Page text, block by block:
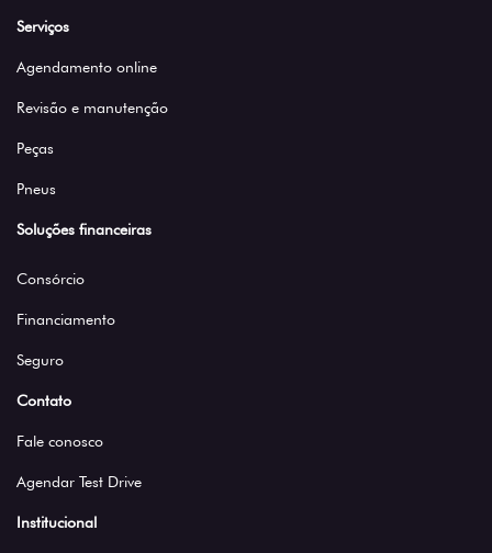
Serviços
Agendamento online
Revisão e manutenção
Peças
Pneus
Soluções financeiras
Consórcio
Financiamento
Seguro
Contato
Fale conosco
Agendar Test Drive
Institucional